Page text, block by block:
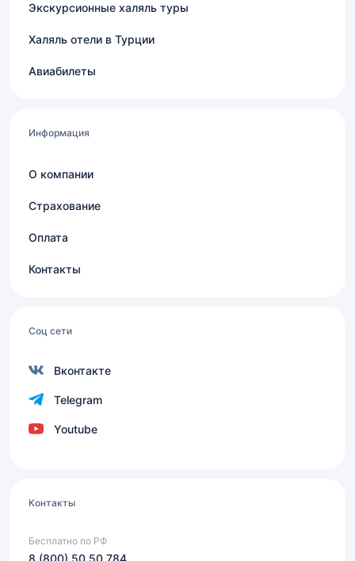
Экскурсионные халяль туры
Халяль отели в Турции
Авиабилеты
Информация
О компании
Страхование
Оплата
Контакты
Соц сети
Вконтакте
Telegram
Youtube
Контакты
Бесплатно по РФ
8 (800) 50 50 784